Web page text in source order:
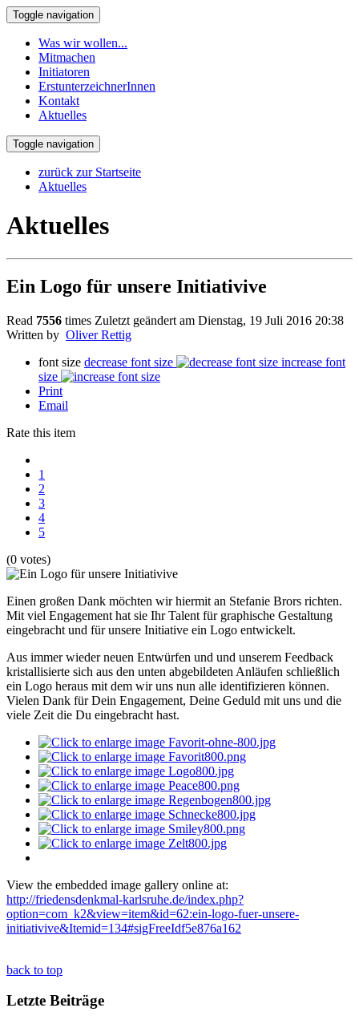
Toggle navigation
Was wir wollen...
Mitmachen
Initiatoren
ErstunterzeichnerInnen
Kontakt
Aktuelles
Toggle navigation
zurück zur Startseite
Aktuelles
Aktuelles
Ein Logo für unsere Initiativive
Read 7556 times Zuletzt geändert am Dienstag, 19 Juli 2016 20:38
Written by Oliver Rettig
font size decrease font size
increase font
size
Print
Email
Rate this item
1
2
3
4
5
(0 votes)
Einen großen Dank möchten wir hiermit an Stefanie Brors richten.
Mit viel Engagement hat sie Ihr Talent für graphische Gestaltung
eingebracht und für unsere Initiative ein Logo entwickelt.
Aus immer wieder neuen Entwürfen und und unserem Feedback
kristallisierte sich aus den unten abgebildeten Anläufen schließlich
ein Logo heraus mit dem wir uns nun alle identifizieren können.
Vielen Dank für Dein Engagement, Deine Geduld mit uns und die
viele Zeit die Du eingebracht hast.
View the embedded image gallery online at:
http://friedensdenkmal-karlsruhe.de/index.php?
option=com_k2&view=item&id=62:ein-logo-fuer-unsere-
initiativive&Itemid=134#sigFreeIdf5e876a162
back to top
Letzte Beiträge